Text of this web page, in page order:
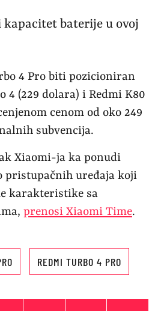
kapacitet baterije u ovoj
4 Pro biti pozicioniran
4 (229 dolara) i Redmi K80
cenom od oko 249
subvencija.
Xiaomi-ja ka ponudi
pristupačnih uređaja koji
karakteristike sa
prenosi Xiaomi Time.
REDMI TURBO 4 PRO